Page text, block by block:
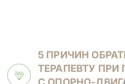
5 ПРИЧИН
ТЕРАПЕВТУ